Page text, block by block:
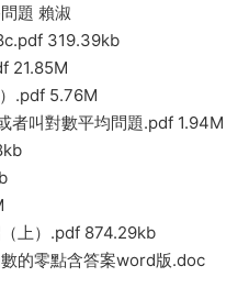
題 賴淑
319.39kb
21.85M
.pdf 5.76M
者叫對數平均問題.pdf 1.94M
上）.pdf 874.29kb
的零點含答案word版.doc